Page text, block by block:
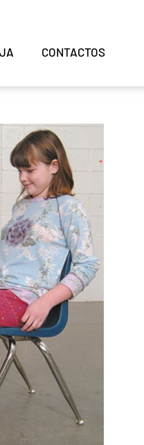
CONTACTOS